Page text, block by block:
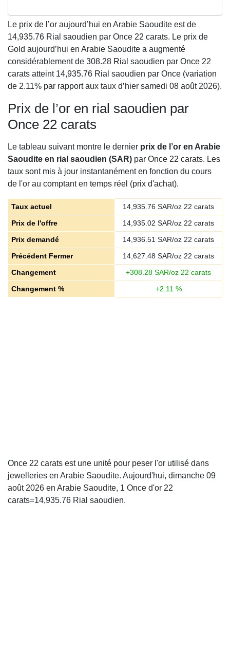
Le prix de l’or aujourd’hui en Arabie Saoudite est de
14,935.76 Rial saoudien par Once 22 carats. Le prix de
Gold aujourd’hui en Arabie Saoudite a augmenté
considérablement de 308.28 Rial saoudien par Once 22
carats atteint 14,935.76 Rial saoudien par Once (variation
de 2.11% par rapport aux taux d’hier samedi 08 août 2026).
Prix de l’or en rial saoudien par
Once 22 carats
Le tableau suivant montre le dernier prix de l’or en Arabie
Saoudite en rial saoudien (SAR) par Once 22 carats. Les
taux sont mis à jour instantanément en fonction du cours
de l'or au comptant en temps réel (prix d'achat).
Taux actuel 14,935.76 SAR/oz 22 carats
Prix de l'offre
14,935.02 SAR/oz 22 carats
Prix demandé
14,936.51 SAR/oz 22 carats
Précédent Fermer
14,627.48 SAR/oz 22 carats
Changement
+308.28 SAR/oz 22 carats
Changement %
+2.11 %
Once 22 carats est une unité pour peser l'or utilisé dans
jewelleries en Arabie Saoudite. Aujourd'hui, dimanche 09
août 2026 en Arabie Saoudite, 1 Once d'or 22
carats=14,935.76 Rial saoudien.